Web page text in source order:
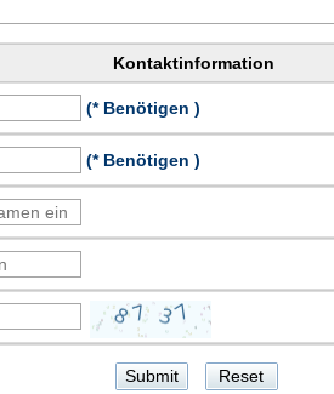
Kontaktinformation
(* Benötigen )
(* Benötigen )